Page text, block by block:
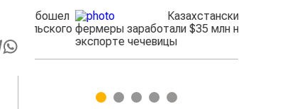
Казахстанские
фермеры заработали $35 млн на
экспорте чечевицы
1 2 3 4 5